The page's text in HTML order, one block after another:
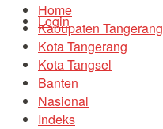
Login
Home
Kabupaten Tangerang
Kota Tangerang
Kota Tangsel
Banten
Nasional
Indeks